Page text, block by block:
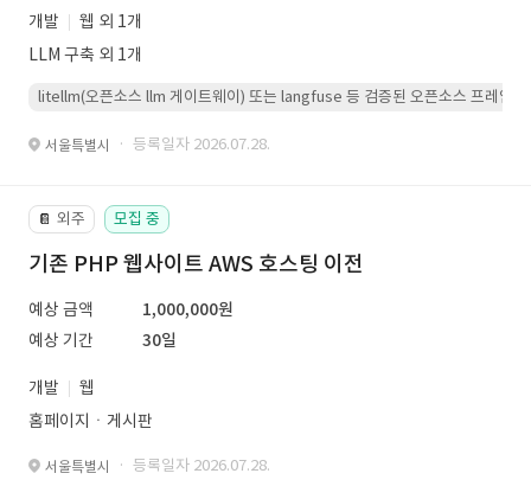
개발
웹 외 1개
LLM 구축 외 1개
litellm(오픈소스 llm 게이트웨이) 또는 langfuse 등 검증된 오픈소스 프레임워
서울특별시 · 등록일자 2026.07.28.
📔 외주 모집 중
기존 PHP 웹사이트 AWS 호스팅 이전
예상 금액
1,000,000원
예상 기간
30일
개발
웹
홈페이지ㆍ게시판
서울특별시 · 등록일자 2026.07.28.